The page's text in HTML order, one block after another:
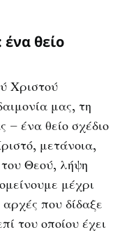
ένα θείο
Χριστού
μας, τη
– ένα θείο σχέδιο
μετάνοια,
Θεού, λήψη
μέχρι
αρχές που δίδαξε
του οποίου έχει